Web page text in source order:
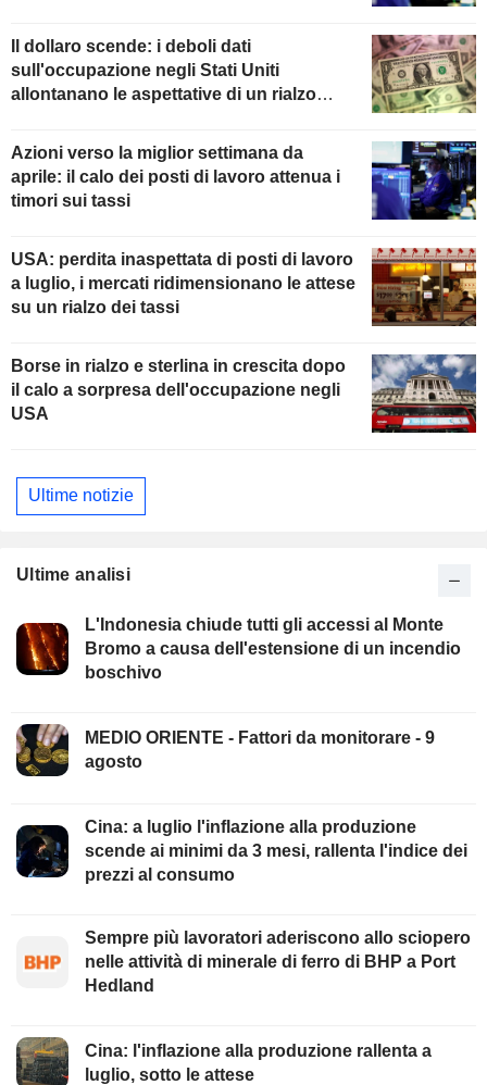
Il dollaro scende: i deboli dati
sull'occupazione negli Stati Uniti
allontanano le aspettative di un rialzo
Azioni verso la miglior settimana da
aprile: il calo dei posti di lavoro attenua i
timori sui tassi
USA: perdita inaspettata di posti di lavoro
a luglio, i mercati ridimensionano le attese
su un rialzo dei tassi
Borse in rialzo e sterlina in crescita dopo
il calo a sorpresa dell'occupazione negli
USA
Ultime notizie
Ultime analisi
L'Indonesia chiude tutti gli accessi al Monte
Bromo a causa dell'estensione di un incendio
boschivo
MEDIO ORIENTE - Fattori da monitorare - 9
agosto
Cina: a luglio l'inflazione alla produzione
scende ai minimi da 3 mesi, rallenta l'indice dei
prezzi al consumo
Sempre più lavoratori aderiscono allo sciopero
nelle attività di minerale di ferro di BHP a Port
Hedland
Cina: l'inflazione alla produzione rallenta a
luglio, sotto le attese